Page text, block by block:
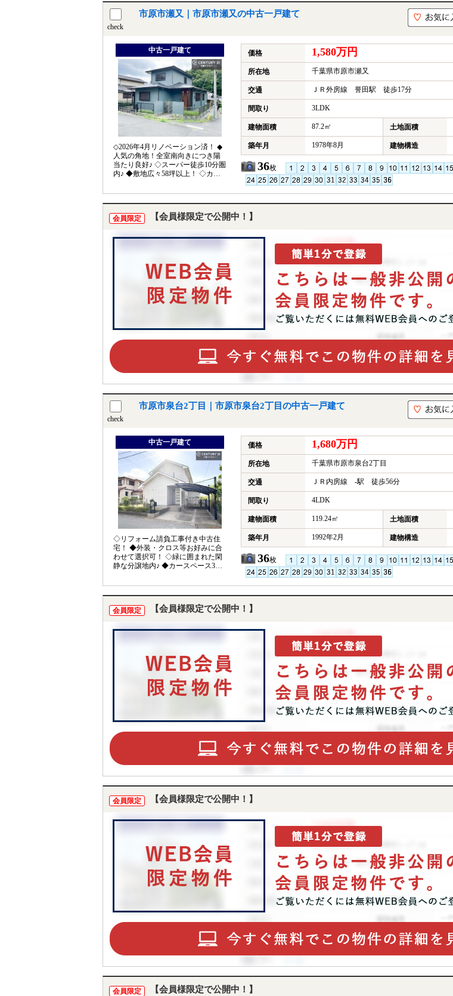
check
市原市瀬又｜市原市瀬又の中古一戸建て
中古一戸建て
◇2026年4月リノベーション済！ ◆
人気の角地！全室南向きにつき陽
当たり良好♪ ◇スーパー徒歩10分圏
内♪ ◆敷地広々58坪以上！ ◇カース
価格 1,580万円
所在地 千葉県市原市瀬又
交通 ＪＲ外房線 誉田駅 徒歩17分
間取り 3LDK
建物面積 87.2㎡ 土地面積
築年月 1978年8月 建物構造
36枚
会員限定 【会員様限定で公開中！】
check
市原市泉台2丁目｜市原市泉台2丁目の中古一戸建て
中古一戸建て
◇リフォーム請負工事付き中古住
宅！ ◆外装・クロス等お好みに合
わせて選択可！ ◇緑に囲まれた閑
静な分譲地内♪ ◆カースペース3台
坪！
価格 1,680万円
所在地 千葉県市原市泉台2丁目
交通 ＪＲ内房線 -駅 徒歩56分
間取り 4LDK
建物面積 119.24㎡ 土地面積
築年月 1992年2月 建物構造
36枚
会員限定 【会員様限定で公開中！】
会員限定 【会員様限定で公開中！】
会員限定 【会員様限定で公開中！】